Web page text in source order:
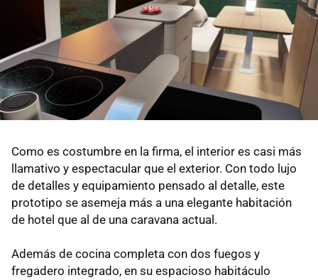
Como es costumbre en la firma, el interior es casi más
llamativo y espectacular que el exterior. Con todo lujo
de detalles y equipamiento pensado al detalle, este
prototipo se asemeja más a una elegante habitación
de hotel que al de una caravana actual.
Además de cocina completa con dos fuegos y
fregadero integrado, en su espacioso habitáculo